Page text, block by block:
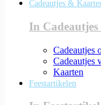
Cadeautjes &
In
Cadeautjes
Cadeautjes
Kaarten
Feestartikelen